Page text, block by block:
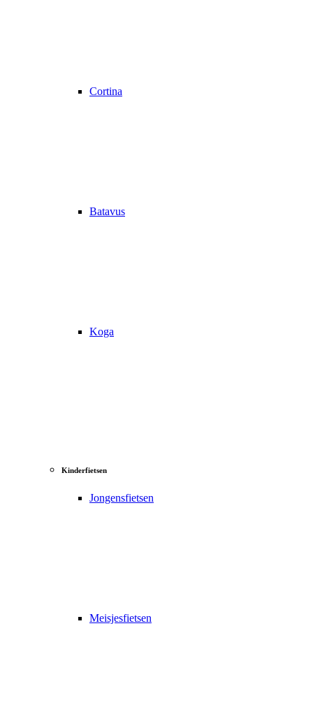
Cortina
Batavus
Koga
Kinderfietsen
Jongensfietsen
Meisjesfietsen